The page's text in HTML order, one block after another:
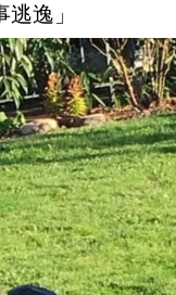
逸」